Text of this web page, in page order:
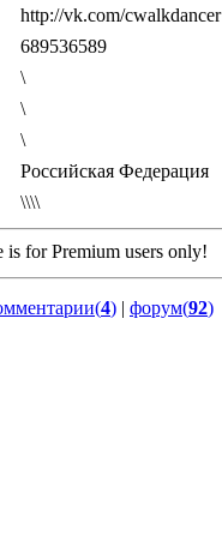
http://vk.com/cwalkdancer
689536589
\
\
\
Российская Федерация
\\\\
is for Premium users only!
4) | форум(92)